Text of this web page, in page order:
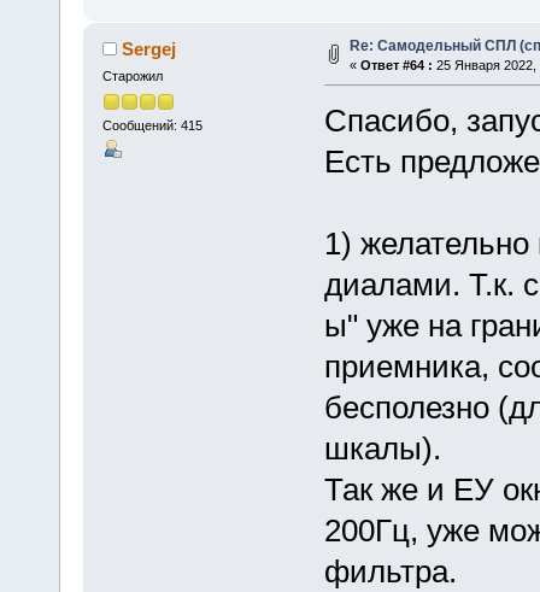
Sergej
Старожил
Сообщений: 415
Re: Самодельный СПЛ
« Ответ #64 : 25 Января 2022,
Спасибо,
Есть
1) желательно
диалами. Т.к.
ы" уже на
приемника,
бесполезно
шкалы).
Так же и ЕУ
200Гц, уже
фильтра.